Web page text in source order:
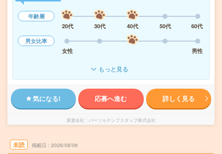
年齢層
20代
30代 40代 50代
60代
男女比率
女性
男性
もっと見る
気になる! 応募へ進む 詳しく見る
派遣会社 パーソルテンプスタッフ株式会社
未読 掲載日 2026/08/06